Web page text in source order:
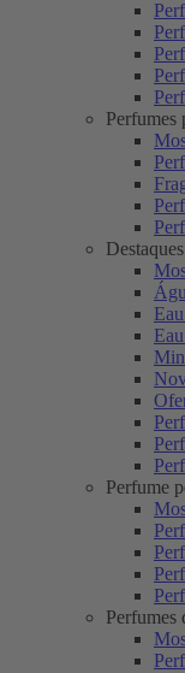
Perfumes
Destaques
Perfume
Perfumes